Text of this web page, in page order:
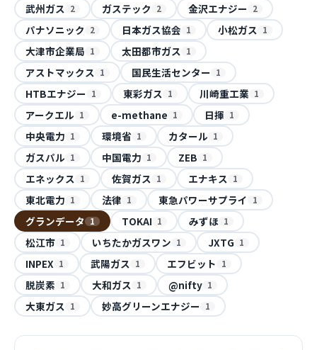
武州ガス 2 ガステック 2 金沢エナジー 2
パナソニック 2 日本ガス協会 1 小松ガス 1
大津市企業局 1 太田都市ガス 1
アストマックス 1 国民生活センター 1
HTBエナジー 1 東彩ガス 1 川崎重工業 1
アークエル 1 e-methane 1 日揮 1
中央電力 1 環境省 1 カタール 1
ガスパル 1 中国電力 1 ZEB 1
エネックス 1 佐賀ガス 1 エナキス 1
東北電力 1 法律 1 東急パワーサプライ 1
グランデータ 1 TOKAI 1 みずほ 1
松江市 1 いちたかガスワン 1 JXTG 1
INPEX 1 武陽ガス 1 エフビット 1
脱炭素 1 大和ガス 1 @nifty 1
大東ガス 1 妙高グリーンエナジー 1